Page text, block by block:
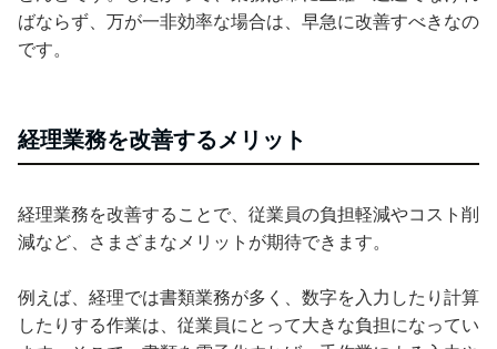
ばならず、万が一非効率な場合は、早急に改善すべきなの
です。
経理業務を改善するメリット
経理業務を改善することで、従業員の負担軽減やコスト削
減など、さまざまなメリットが期待できます。
例えば、経理では書類業務が多く、数字を入力したり計算
したりする作業は、従業員にとって大きな負担になってい